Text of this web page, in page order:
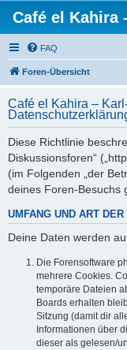
Café el Kahira
FAQ
Foren-Übersicht
Café el Kahira –
Diese Richtlinie
Diskussionsforen“
(im Folgenden „der
deines Foren-Besuchs
UMFANG UND ART
Deine Daten werden
Die Forensoftware
mehrere Cookies.
temporäre Dateien
Boards erhalten
Sitzung (damit dir
Informationen über
dieser als gelesen/